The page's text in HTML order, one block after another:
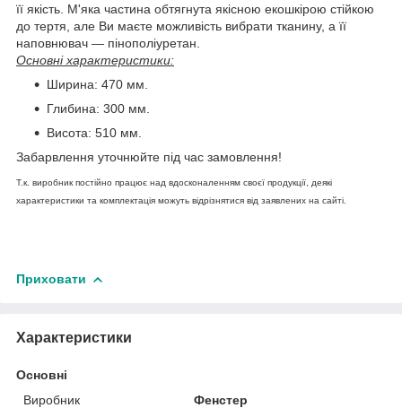
її якість. М'яка частина обтягнута якісною екошкірою стійкою
до тертя, але Ви маєте можливість вибрати тканину, а її
наповнювач — пінополіуретан.
Основні характеристики:
Ширина: 470 мм.
Глибина: 300 мм.
Висота: 510 мм.
Забарвлення уточнюйте під час замовлення!
Т.к. виробник постійно працює над вдосконаленням своєї продукції, деякі
характеристики та комплектація можуть відрізнятися від заявлених на сайті.
Приховати
Характеристики
Основні
Виробник
Фенстер